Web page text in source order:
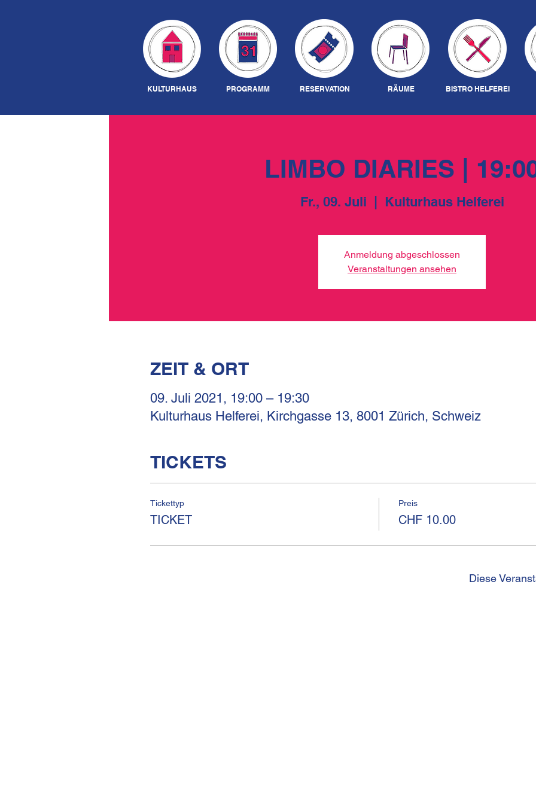
LIMBO DIARIES |
Fr., 09. Juli
  |
Kulturhaus Helferei
Anmeldung abgeschlossen
Veranstaltungen ansehen
ZEIT & ORT
09. Juli 2021, 19:00 – 19:30
Kulturhaus Helferei, Kirchgasse 13, 8001 Zürich, Schweiz
TICKETS
Tickettyp
TICKET
Preis
CHF 10.00
Diese
KULTURHAUS PROGRAMM RESERVATION RÄUME BISTRO HELFEREI